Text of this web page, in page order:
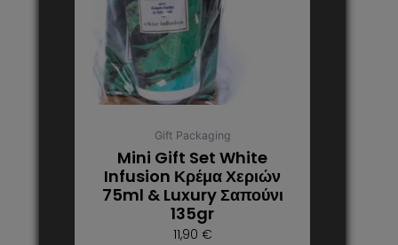
Gift Packaging
Mini Gift Set White
Infusion Κρέμα Χεριών
75ml & Luxury Σαπούνι
135gr
11,90 €